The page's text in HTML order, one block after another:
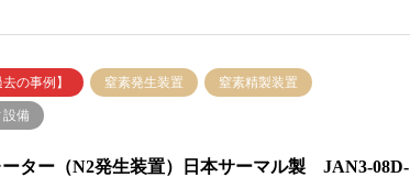
の事例】 窒素発生装置 窒素精製装置
設備
ーター（N2発生装置）日本サーマル製 JAN3-08D-